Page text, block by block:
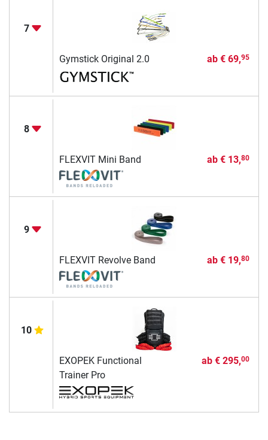
7
Gymstick Original 2.0 ab € 69,95
8
FLEXVIT Mini Band ab € 13,80
9
FLEXVIT Revolve Band ab € 19,80
10
EXOPEK Functional
Trainer Pro
ab € 295,00